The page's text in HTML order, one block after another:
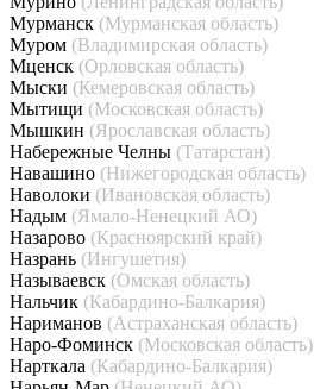
Мурманск (Мурманская область)
Муром (Владимирская область)
Мценск (Орловская область)
Мыски (Кемеровская область)
Мытищи (Московская область)
Мышкин (Ярославская область)
Набережные Челны (Татарстан)
Навашино (Нижегородская область)
Наволоки (Ивановская область)
Надым (Ямало-Ненецкий АО)
Назарово (Красноярский край)
Назрань (Ингушетия)
Называевск (Омская область)
Нальчик (Кабардино-Балкария)
Нариманов (Астраханская область)
Наро-Фоминск (Московская область)
Нарткала (Кабардино-Балкария)